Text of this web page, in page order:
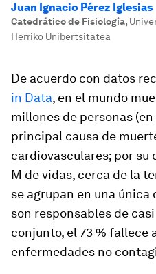
Juan Ignacio Pérez Iglesias
Catedrático de Fisiología,
Herriko Unibertsitatea
De acuerdo con datos
in Data, en el mundo
millones de personas (en
principal causa de
cardiovasculares; por su
M de vidas, cerca de la
se agrupan en una
son responsables de
conjunto, el 73 % fallece
enfermedades no